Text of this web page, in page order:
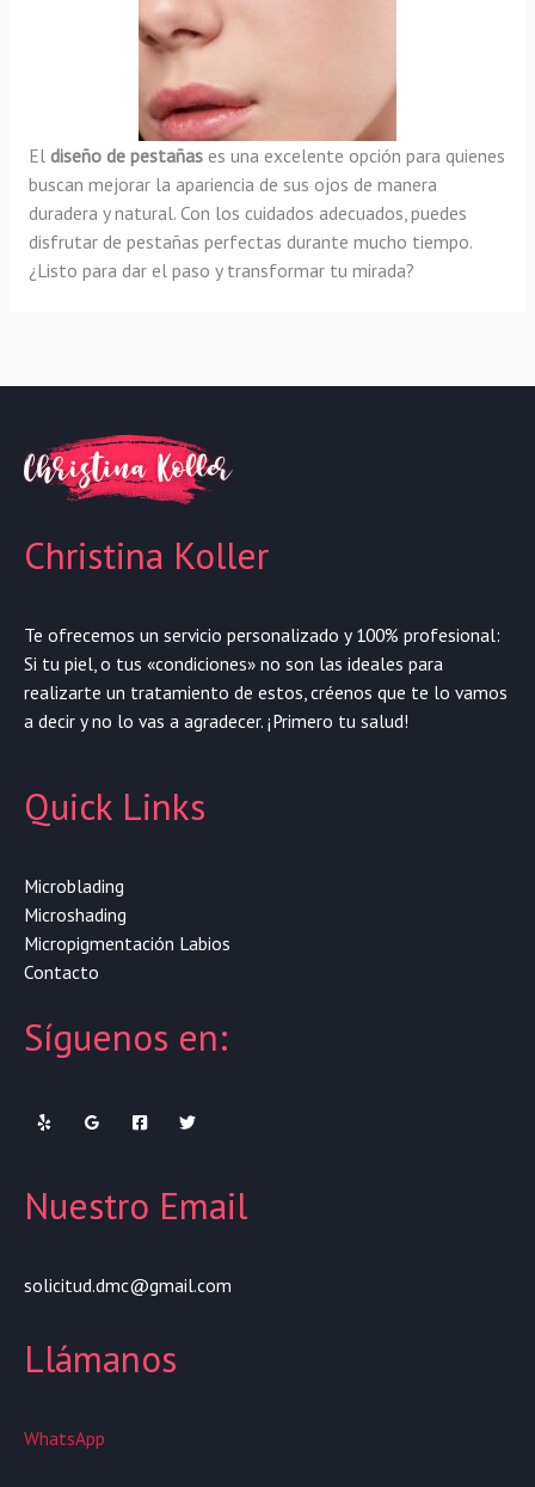
El diseño de pestañases una excelente opción para quienes
buscan mejorar la apariencia de sus ojos de manera
duradera y natural. Con los cuidados adecuados, puedes
disfrutar de pestañas perfectas durante mucho tiempo.
¿Listo para dar el paso y transformar tu mirada?
Christina Koller
Te ofrecemos un servicio personalizado y 100% profesional:
Si tu piel, o tus «condiciones» no son las ideales para
realizarte un tratamiento de estos, créenos que te lo vamos
a decir y no lo vas a agradecer. ¡Primero tu salud!
Quick Links
Microblading
Microshading
Micropigmentación Labios
Contacto
Síguenos en:
Nuestro Email
solicitud.dmc@gmail.com
Llámanos
WhatsApp